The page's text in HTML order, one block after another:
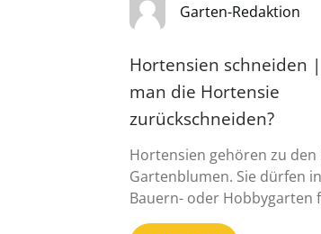
Garten-Redaktion
Hortensien schneiden
man die Hortensie
zurückschneiden?
Hortensien gehören zu
Gartenblumen. Sie dürfen
Bauern- oder Hobbygarten
blühfreudige Pflanze ...